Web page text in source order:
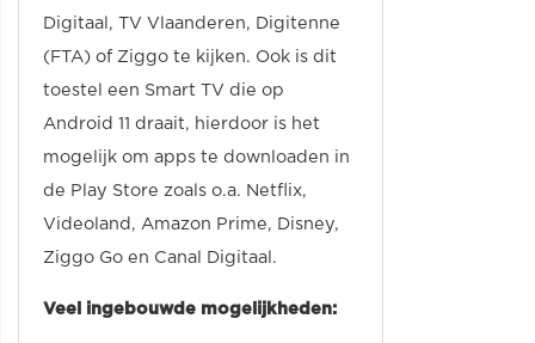
Digitaal, TV Vlaanderen, Digitenne
(FTA) of Ziggo te kijken. Ook is dit
toestel een Smart TV die op
Android 11 draait, hierdoor is het
mogelijk om apps te downloaden in
de Play Store zoals o.a. Netflix,
Videoland, Amazon Prime, Disney,
Ziggo Go en Canal Digitaal.
Veel ingebouwde mogelijkheden: